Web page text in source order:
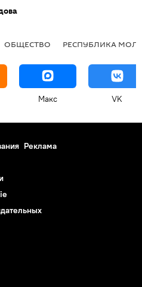
ОБЩЕСТВО РЕСПУБЛИКА
Макс VK
Реклама